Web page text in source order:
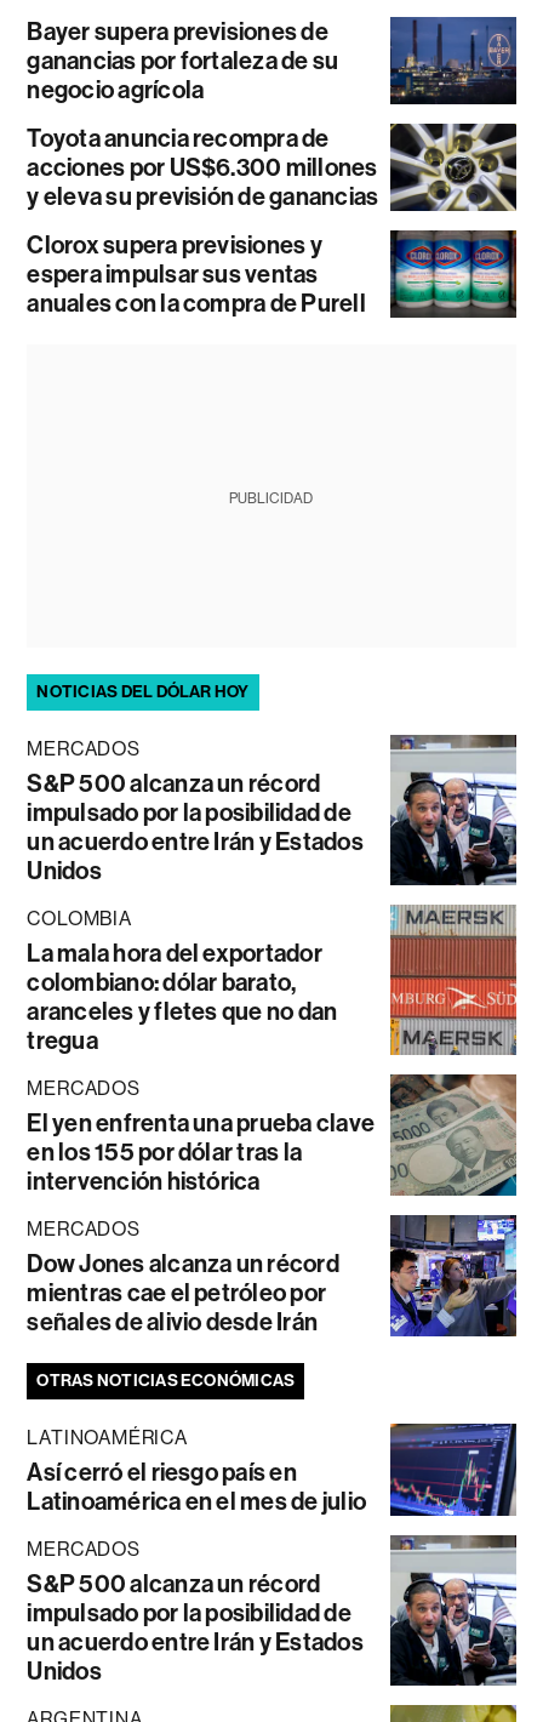
Bayer supera previsiones de
ganancias por fortaleza de su
negocio agrícola
Toyota anuncia recompra de
acciones por US$6.300 millones
y eleva su previsión de ganancias
Clorox supera previsiones y
espera impulsar sus ventas
anuales con la compra de Purell
PUBLICIDAD
NOTICIAS DEL DÓLAR HOY
MERCADOS
S&P 500 alcanza un récord
impulsado por la posibilidad de
un acuerdo entre Irán y Estados
Unidos
COLOMBIA
La mala hora del exportador
colombiano: dólar barato,
aranceles y fletes que no dan
tregua
MERCADOS
El yen enfrenta una prueba clave
en los 155 por dólar tras la
intervención histórica
MERCADOS
Dow Jones alcanza un récord
mientras cae el petróleo por
señales de alivio desde Irán
OTRAS NOTICIAS ECONÓMICAS
LATINOAMÉRICA
Así cerró el riesgo país en
Latinoamérica en el mes de julio
MERCADOS
S&P 500 alcanza un récord
impulsado por la posibilidad de
un acuerdo entre Irán y Estados
Unidos